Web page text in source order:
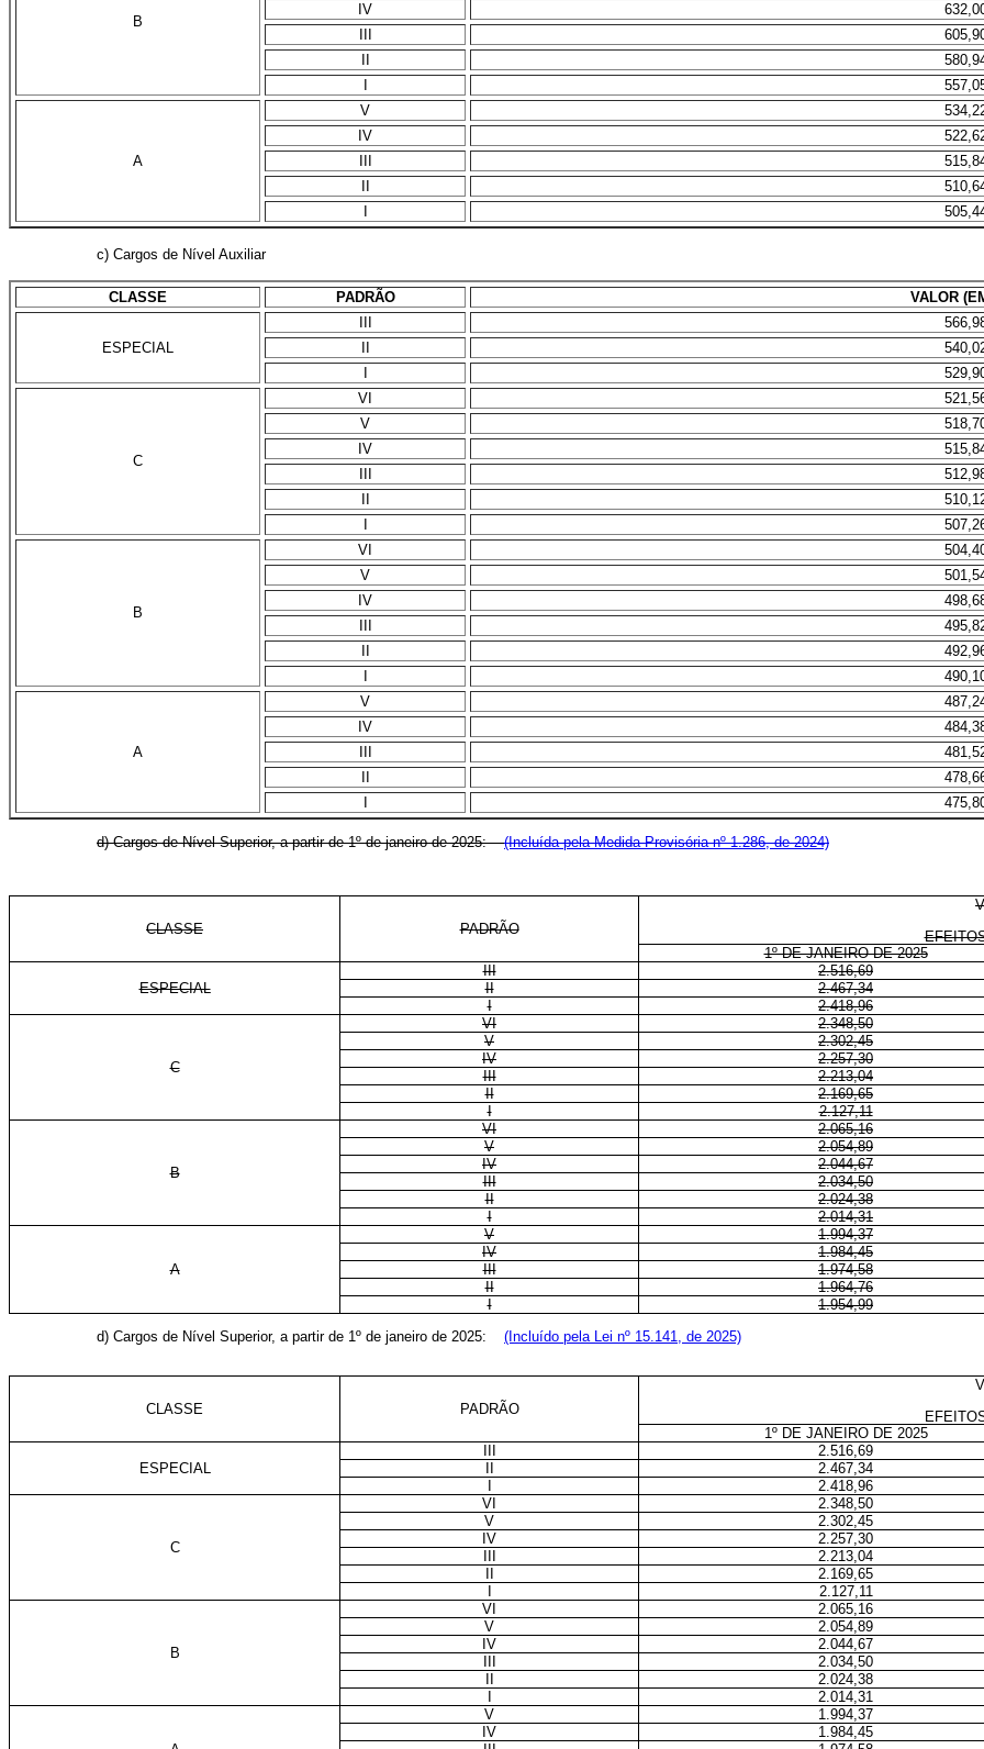
B
IV
A
V
IV
c) Cargos de Nível Auxiliar
CLASSE PADRÃO VALOR
ESPECIAL
C
VI
V
IV
B
VI
V
IV
A
V
IV
d) Cargos de Nível Superior, a partir de 1º de janeiro de 2025:(Incluída pela Medida Provisória nº 1.286, de 2024)
CLASSE PADRÃO
1º DE JANEIRO DE 2025
ESPECIAL
III 2.516,69
II
2.467,34
I
2.418,96
C
VI 2.348,50
V
2.302,45
IV
2.257,30
III
2.213,04
II
2.169,65
I
2.127,11
B
VI 2.065,16
V
2.054,89
IV
2.044,67
III
2.034,50
II
2.024,38
I
2.014,31
A
V 1.994,37
IV
1.984,45
III
1.974,58
II
1.964,76
I
1.954,99
d) Cargos de Nível Superior, a partir de 1º de janeiro de 2025: (Incluído pela Lei nº 15.141, de 2025)
CLASSE PADRÃO
1º DE JANEIRO DE 2025
ESPECIAL
2.516,69
2.467,34
2.418,96
C
VI 2.348,50
V
2.302,45
IV
2.257,30
2.213,04
2.169,65
2.127,11
B
VI 2.065,16
V
2.054,89
IV
2.044,67
2.034,50
2.024,38
2.014,31
V 1.994,37
IV
1.984,45